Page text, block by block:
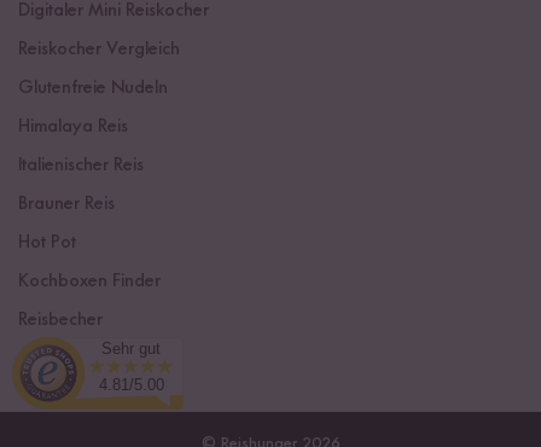
Digitaler Mini Reiskocher
Reiskocher Vergleich
Glutenfreie Nudeln
Himalaya Reis
Italienischer Reis
Brauner Reis
Hot Pot
Kochboxen Finder
Reisbecher
Sushi Einsteiger Box
© Reishunger 2026
Sehr gut
4.81/5.00